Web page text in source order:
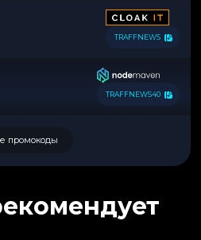
TRAFFNEWS
TRAFFNEWS40
промокоды